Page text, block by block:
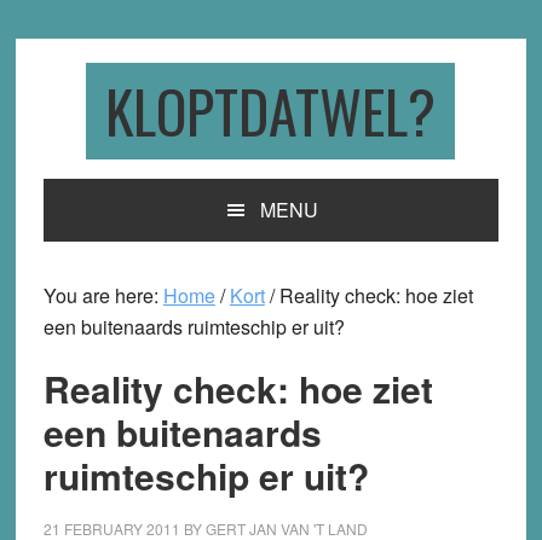
KLOPTDATWEL?
MENU
You are here: Home/ Kort/Reality check: hoe ziet
een buitenaards ruimteschip er uit?
Reality check: hoe ziet
een buitenaards
ruimteschip er uit?
21 FEBRUARY 2011 BYGERT JAN VAN 'T LAND